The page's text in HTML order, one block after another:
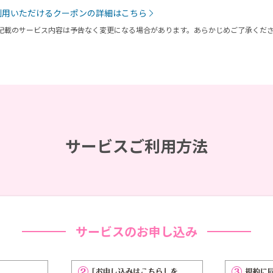
いただけるクーポンの詳細はこちら
載のサービス内容は予告なく変更になる場合があります。あらかじめご了承くだ
サービスご利用方法
サービスのお申し込み